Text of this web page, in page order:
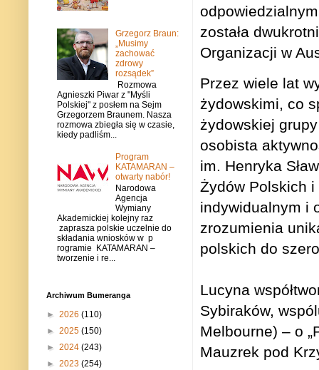
została
Organizacji w
Przez wiele lat
żydowskimi, co
żydowskiej
osobista
im. Henryka
Żydów Polskich
indywidualnym i
zrozumienia
polskich do
Lucyna
Sybiraków,
Melbourne) – o
Mauzrek pod
Grzegorz Braun:
„Musimy
zachować
zdrowy
rozsądek”
Rozmowa
Agnieszki Piwar z "Myśli
Polskiej" z posłem na Sejm
Grzegorzem Braunem. Nasza
rozmowa zbiegła się w czasie,
kiedy padliśm...
Program
KATAMARAN –
otwarty nabór!
Narodowa
Agencja
Wymiany
Akademickiej kolejny raz
zaprasza polskie uczelnie do
składania wniosków w p
rogramie KATAMARAN –
tworzenie i re...
Archiwum Bumeranga
► 2026 (110)
► 2025 (150)
► 2024 (243)
► 2023 (254)